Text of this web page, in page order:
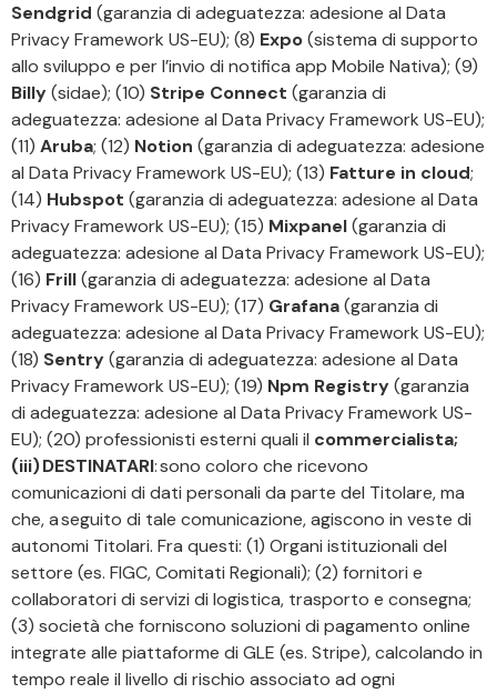
Sendgrid (garanzia di adeguatezza: adesione al Data
Privacy Framework US-EU); (8) Expo(sistema di supporto
allo sviluppo e per l’invio di notifica app Mobile Nativa); (9)
Billy(sidae); (10) Stripe Connect (garanzia di
adeguatezza: adesione al Data Privacy Framework US-EU);
(11) Aruba; (12) Notion (garanzia di adeguatezza: adesione
al Data Privacy Framework US-EU); (13) Fatture in cloud;
(14) Hubspot (garanzia di adeguatezza: adesione al Data
Privacy Framework US-EU); (15) Mixpanel(garanzia di
adeguatezza: adesione al Data Privacy Framework US-EU);
(16) Frill(garanzia di adeguatezza: adesione al Data
Privacy Framework US-EU); (17) Grafana(garanzia di
adeguatezza: adesione al Data Privacy Framework US-EU);
(18) Sentry(garanzia di adeguatezza: adesione al Data
Privacy Framework US-EU); (19) Npm Registry(garanzia
di adeguatezza: adesione al Data Privacy Framework US-
EU); (20) professionisti esterni quali il commercialista;
(iii) DESTINATARI: sono coloro che ricevono
comunicazioni di dati personali da parte del Titolare, ma
che, a seguito di tale comunicazione, agiscono in veste di
autonomi Titolari. Fra questi: (1) Organi istituzionali del
settore (es. FIGC, Comitati Regionali); (2) fornitori e
collaboratori di servizi di logistica, trasporto e consegna;
(3) società che forniscono soluzioni di pagamento online
integrate alle piattaforme di GLE (es. Stripe), calcolando in
tempo reale il livello di rischio associato ad ogni